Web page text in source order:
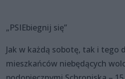
„PSIEbiegnij się”
Jak w każdą sobotę, tak i tego
mieszkańców niebędących